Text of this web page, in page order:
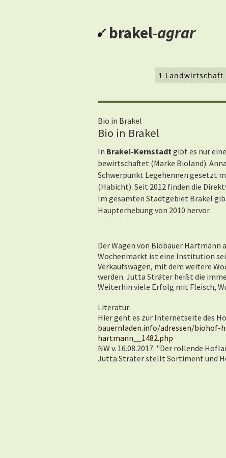
brakel-agrar
1 Landwirtschaft
Bio in Brakel
Bio in Brakel
In Brakel-Kernstadtgibt es nur
bewirtschaftet (Marke Bioland).
Schwerpunkt Legehennen gesetzt
(Habicht). Seit 2012 finden die
Im gesamten Stadtgebiet Brakel
Haupterhebung von 2010 hervor.
Der Wagen von Biobauer Hartmann
Wochenmarkt ist eine Institution
Verkaufswagen, mit dem weitere
werden. Jutta Sträter heißt die
Weiterhin viele Erfolg mit Fleisch,
Literatur:
Hier geht es zur Internetseite des
bauernladen.info/adressen/
hartmann__1482.php
NW v. 16.08.2017: "Der rollende
Jutta Sträter stellt Sortiment und